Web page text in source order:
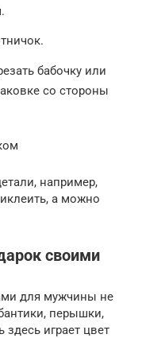
бабочку или
со стороны
например,
а можно
своими
для мужчины не
перышки,
играет цвет